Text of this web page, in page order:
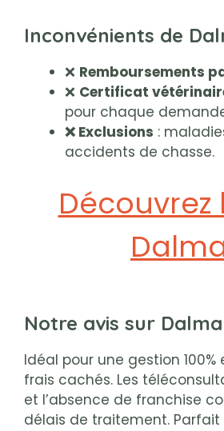
Inconvénients de
❌ Remboursements
❌ Certificat
pour chaque
❌ Exclusions :
accidents de chasse.
Découvrez
Notre avis sur Dalma
Idéal pour une gestion 100%
frais cachés. Les
et l’absence de franchise
délais de traitement. Parfait